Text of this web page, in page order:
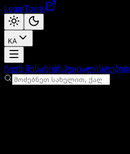
LegalTools
KA
ანგარიში იტვირთება
ჩვენ შესახებსპეციალისტები